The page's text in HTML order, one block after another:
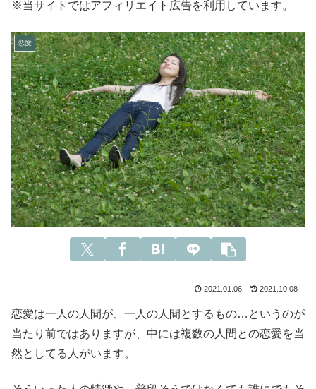
※当サイトではアフィリエイト広告を利用しています。
恋愛
2021.01.06 2021.10.08
恋愛は一人の人間が、一人の人間とするもの…というのが
当たり前ではありますが、中には複数の人間との恋愛を当
然としてる人がいます。